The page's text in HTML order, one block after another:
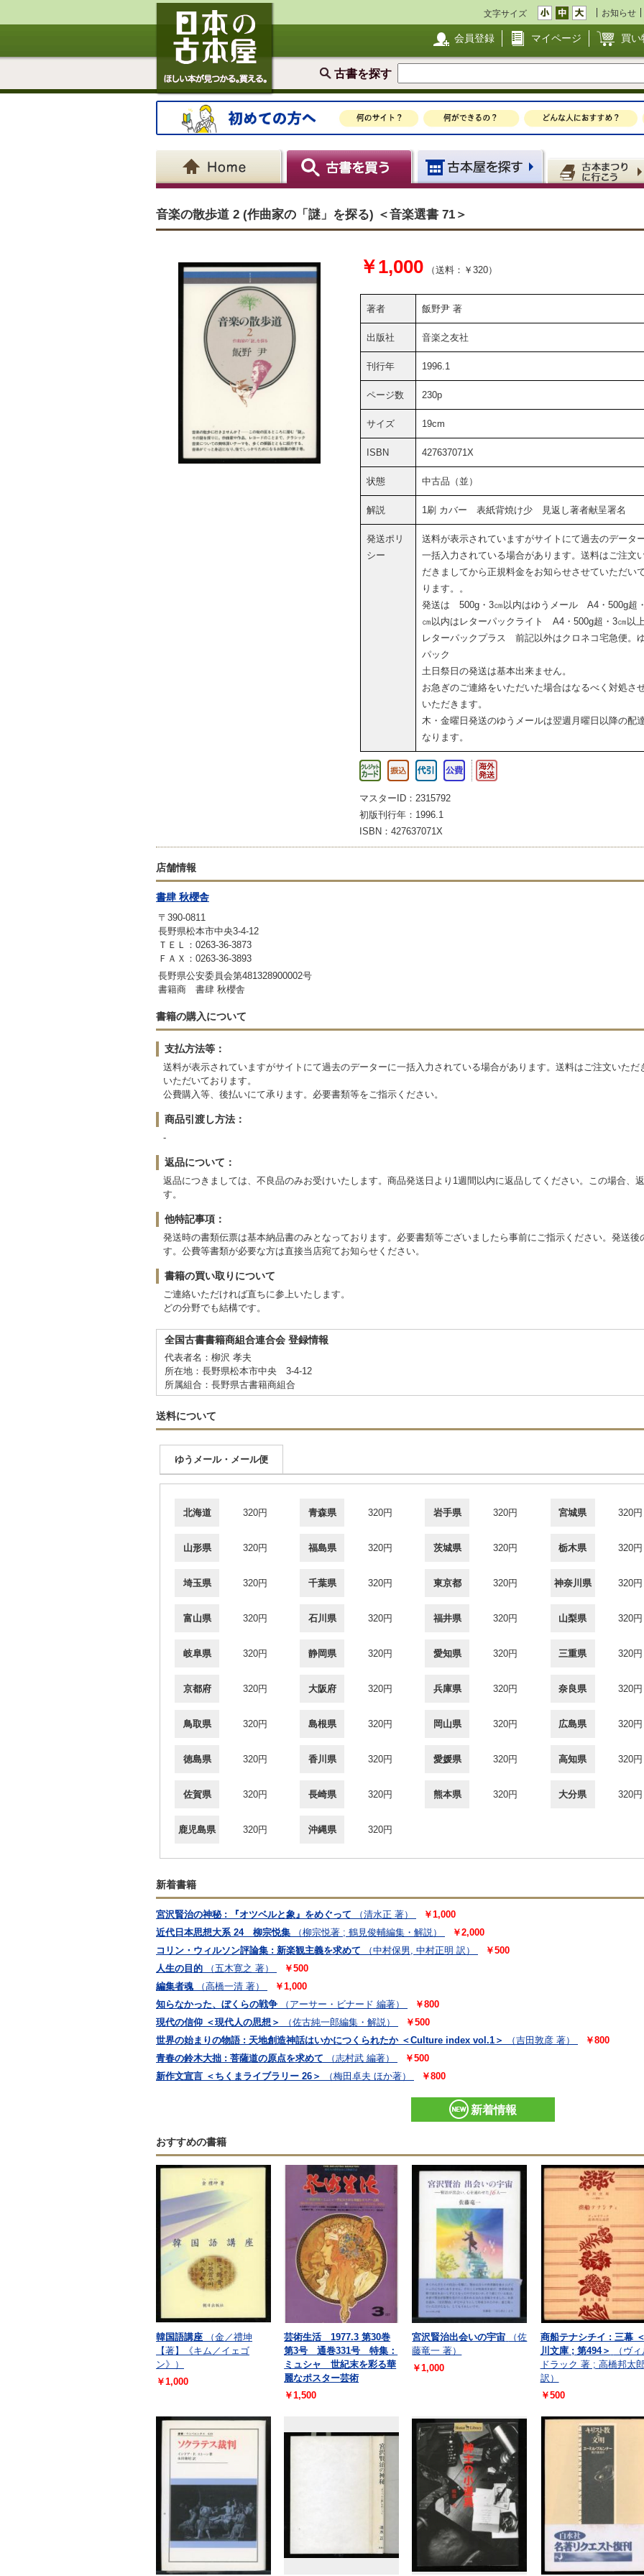
文字サイズ お知らせ
会員登録 マイページ 買い
古書を探す
音楽の散歩道 2 (作曲家の「謎」を探る) ＜音楽選書 71＞
￥1,000 （送料：￥320）
著者 飯野尹 著
出版社 音楽之友社
刊行年 1996.1
ページ数 230p
サイズ 19cm
ISBN 427637071X
状態 中古品（並）
解説 1刷 カバー 表紙背焼け少 見返し著者献呈署名
発送ポリ
シー
送料が表示されていますがサイトにて過去のデータ
一括入力されている場合があります。送料はご注文
だきましてから正規料金をお知らせさせていただい
ります。。
発送は 500g・3㎝以内はゆうメール A4・500g超
㎝以内はレターパックライト A4・500g超・3㎝以
レターパックプラス 前記以外はクロネコ宅急便。
パック
土日祭日の発送は基本出来ません。
お急ぎのご連絡をいただいた場合はなるべく対処さ
いただきます。
木・金曜日発送のゆうメールは翌週月曜日以降の配
なります。
マスターID：2315792
初版刊行年：1996.1
ISBN：427637071X
店舗情報
書肆 秋櫻舎
〒390-0811
長野県松本市中央3-4-12
ＴＥＬ：0263-36-3873
ＦＡＸ：0263-36-3893
長野県公安委員会第481328900002号
書籍商 書肆 秋櫻舎
書籍の購入について
支払方法等：
送料が表示されていますがサイトにて過去のデーターに一括入力されている場合があります。送料はご注文いた
いただいております。
公費購入等、後払いにて承ります。必要書類等をご指示ください。
商品引渡し方法：
-
返品について：
返品につきましては、不良品のみお受けいたします。商品発送日より1週間以内に返品してください。この場合、
す。
他特記事項：
発送時の書類伝票は基本納品書のみとなっております。必要書類等ございましたら事前にご指示ください。発送後
す。公費等書類が必要な方は直接当店宛てお知らせください。
書籍の買い取りについて
ご連絡いただければ直ちに参上いたします。
どの分野でも結構です。
全国古書書籍商組合連合会 登録情報
代表者名：柳沢 孝夫
所在地：長野県松本市中央 3-4-12
所属組合：長野県古書籍商組合
送料について
ゆうメール・メール便
北海道 320円 青森県 320円 岩手県 320円 宮城県 320円
山形県 320円 福島県 320円 茨城県 320円 栃木県 320円
埼玉県 320円 千葉県 320円 東京都 320円 神奈川県 320円
富山県 320円 石川県 320円 福井県 320円 山梨県 320円
岐阜県 320円 静岡県 320円 愛知県 320円 三重県 320円
京都府 320円 大阪府 320円 兵庫県 320円 奈良県 320円
鳥取県 320円 島根県 320円 岡山県 320円 広島県 320円
徳島県 320円 香川県 320円 愛媛県 320円 高知県 320円
佐賀県 320円 長崎県 320円 熊本県 320円 大分県 320円
鹿児島県 320円 沖縄県 320円
新着書籍
宮沢賢治の神秘 : 『オツベルと象』をめぐって （清水正 著）
￥1,000
近代日本思想大系 24 柳宗悦集
（柳宗悦著 ; 鶴見俊輔編集・解説）
￥2,000
コリン・ウィルソン評論集 : 新楽観主義を求めて
（中村保男, 中村正明 訳）
￥500
人生の目的
（五木寛之 著）
￥500
編集者魂
（高橋一清 著）
￥1,000
知らなかった、ぼくらの戦争
（アーサー・ビナード 編著）
￥800
現代の信仰 ＜現代人の思想＞
（佐古純一郎編集・解説）
￥500
世界の始まりの物語 : 天地創造神話はいかにつくられたか ＜Culture index vol.1＞
（吉田敦彦 著）
￥800
青春の鈴木大拙 : 菩薩道の原点を求めて
（志村武 編著）
￥500
新作文宣言 ＜ちくまライブラリー 26＞
（梅田卓夫 ほか著） ￥800
新着情報
おすすめの書籍
韓国語講座
（金／禮坤
【著】《キム／イェゴ
ン》）
￥1,000
芸術生活 1977.3 第30巻
第3号 通巻331号 特集：
ミュシャ 世紀末を彩る華
麗なポスター芸術
￥1,500
宮沢賢治出会いの宇宙
（佐
藤竜一 著）
￥1,000
商船テナシチイ : 三幕
川文庫 ; 第494＞
（ヴ
ドラック 著 ; 高橋邦太
訳）
￥500